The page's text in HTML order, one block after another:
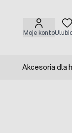
Moje konto
Akcesoria dla